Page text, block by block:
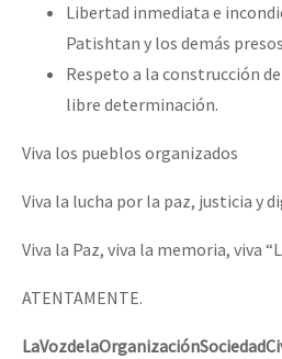
Libertad inmediata e
Patishtan y los demás
Respeto a la construcción
libre determinación.
Viva los pueblos organizados
Viva la lucha por la paz, justicia y
Viva la Paz, viva la memoria, viva
ATENTAMENTE.
LaVozdelaOrganizaciónSociedad